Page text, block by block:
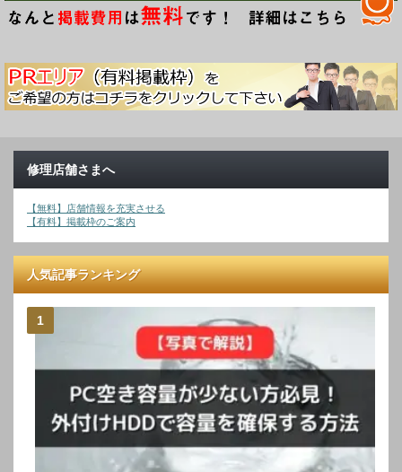
修理店舗さまへ
【無料】店舗情報を充実させる
【有料】掲載枠のご案内
人気記事ランキング